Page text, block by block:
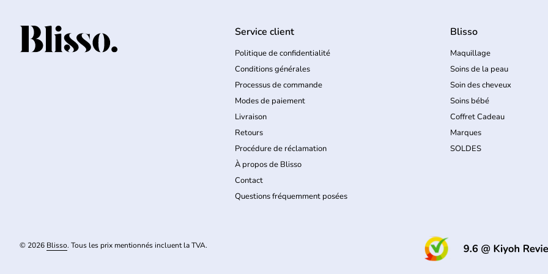
Accueil Service client
Politique de confidentialité
Conditions générales
Processus de commande
Modes de paiement
Livraison
Retours
Procédure de réclamation
À propos de Blisso
Contact
Questions fréquemment posées
Blisso
Maquillage
Soins de la peau
Soin des cheveux
Soins bébé
Coffret Cadeau
Marques
SOLDES
© 2026 Blisso. Tous les prix mentionnés incluent la TVA.